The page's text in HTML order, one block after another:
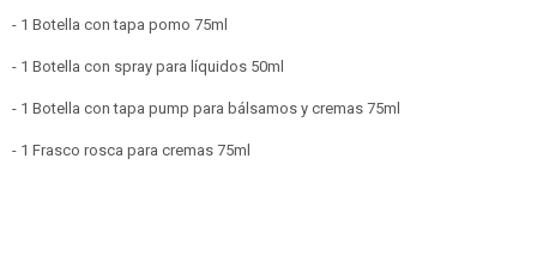
- 1 Botella con tapa pomo 75ml
- 1 Botella con spray para líquidos 50ml
- 1 Botella con tapa pump para bálsamos y cremas 75ml
- 1 Frasco rosca para cremas 75ml